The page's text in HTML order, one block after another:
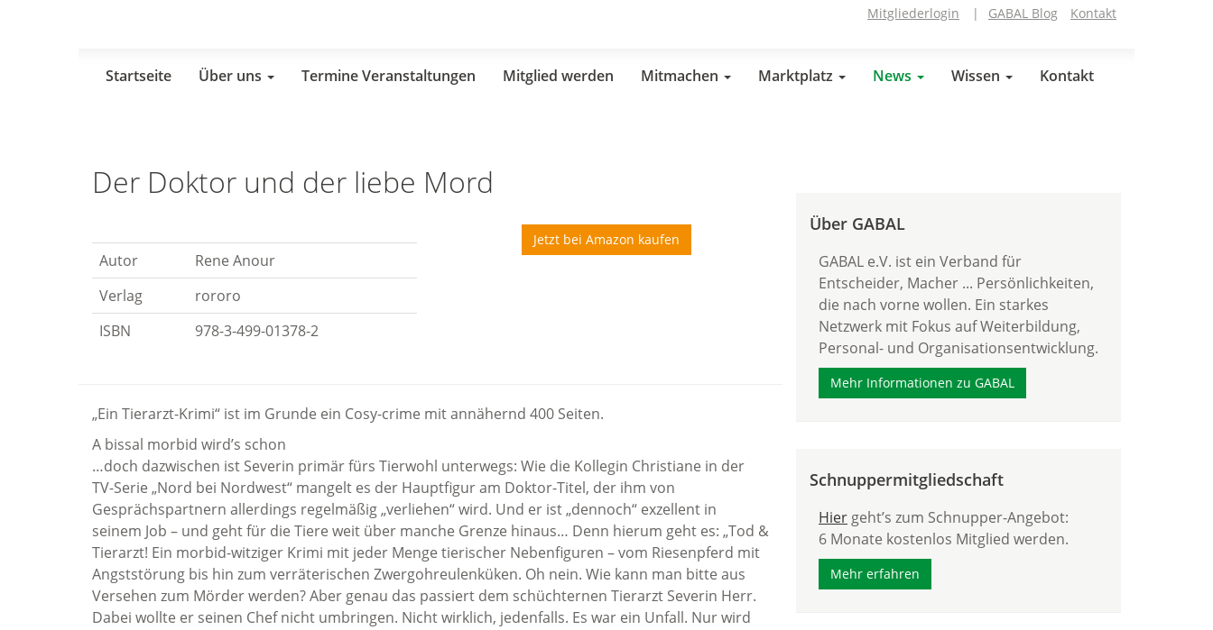
Mitgliederlogin | GABAL Blog Kontakt
Startseite Über uns Termine Veranstaltungen Mitglied werden Mitmachen Marktplatz News Wissen Kontakt
Der Doktor und der liebe Mord
Autor
Rene Anour
Verlag
rororo
ISBN
978-3-499-01378-2
Jetzt bei Amazon kaufen
„Ein Tierarzt-Krimi“ ist im Grunde ein Cosy-crime mit annähernd 400 Seiten.
A bissal morbid wird’s schon
…doch dazwischen ist Severin primär fürs Tierwohl unterwegs: Wie die Kollegin Christiane in der
TV-Serie „Nord bei Nordwest“ mangelt es der Hauptfigur am Doktor-Titel, der ihm von
Gesprächspartnern allerdings regelmäßig „verliehen“ wird. Und er ist „dennoch“ exzellent in
seinem Job – und geht für die Tiere weit über manche Grenze hinaus… Denn hierum geht es: „Tod &
Tierarzt! Ein morbid-witziger Krimi mit jeder Menge tierischer Nebenfiguren – vom Riesenpferd mit
Angststörung bis hin zum verräterischen Zwergohreulenküken. Oh nein. Wie kann man bitte aus
Versehen zum Mörder werden? Aber genau das passiert dem schüchternen Tierarzt Severin Herr.
Dabei wollte er seinen Chef nicht umbringen. Nicht wirklich, jedenfalls. Es war ein Unfall. Nur wird
Über GABAL
GABAL e.V. ist ein Verband für
Entscheider, Macher ... Persönlichkeiten,
die nach vorne wollen. Ein starkes
Netzwerk mit Fokus auf Weiterbildung,
Personal- und Organisationsentwicklung.
Mehr Informationen zu GABAL
Schnuppermitgliedschaft
Hier geht’s zum Schnupper-Angebot:
6 Monate kostenlos Mitglied werden.
Mehr erfahren